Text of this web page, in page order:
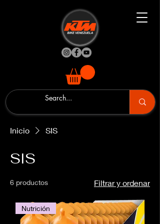
Inicio SIS
SIS
6 productos Filtrar y ordenar
Nutrición